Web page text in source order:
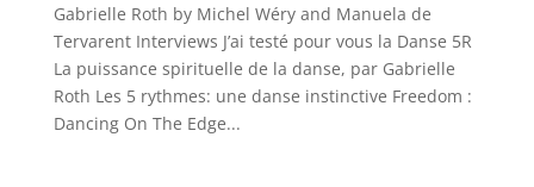
Gabrielle Roth by Michel Wéry and Manuela de
Tervarent Interviews J’ai testé pour vous la Danse 5R
La puissance spirituelle de la danse, par Gabrielle
Roth Les 5 rythmes: une danse instinctive Freedom :
Dancing On The Edge...